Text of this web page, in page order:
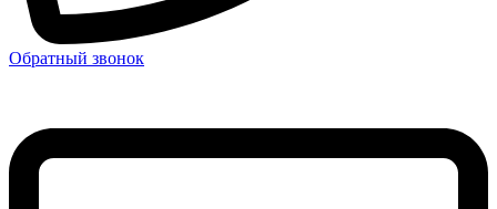
Обратный звонок